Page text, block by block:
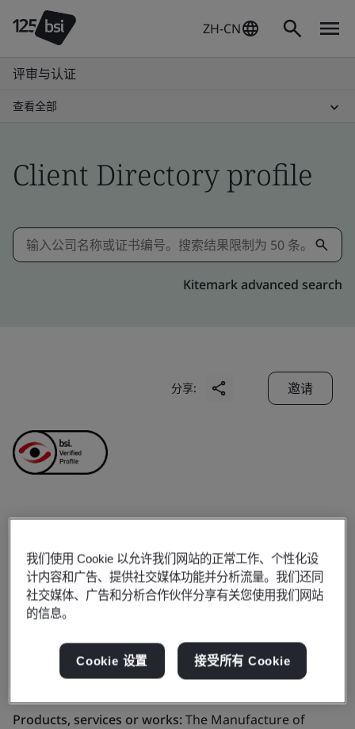
ZH-CN
评审与认证
查看全部
Client Directory profile
Kitemark advanced search
分享: 邀请
Plastic (Changshu) Co.,
Ltd.
Business scope:The Manufacture of Worm Gear for
Vehicle Steering System
Products, services or works:The Manufacture of
我们使用 Cookie 以允许我们网站的正常工作、个性化设
计内容和广告、提供社交媒体功能并分析流量。我们还同
社交媒体、广告和分析合作伙伴分享有关您使用我们网站
的信息。
Cookie 设置 接受所有 Cookie